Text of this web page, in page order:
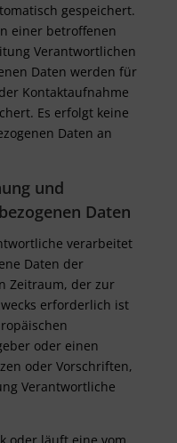
gespeichert.
einer betroffenen
Verantwortlichen
Daten werden für
Kontaktaufnahme
Es erfolgt keine
Daten an
und
Daten
verarbeitet
Daten der
Zeitraum, der zur
erforderlich ist
oder einen
oder Vorschriften,
Verantwortliche